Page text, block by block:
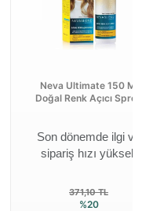
Neva Ultimate 150 Ml
Doğal Renk Açıcı Sprey
Son dönemde ilgi ve
sipariş hızı yüksek
371,10 TL
%20